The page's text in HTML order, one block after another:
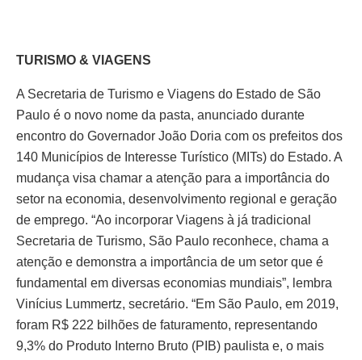
TURISMO & VIAGENS
A Secretaria de Turismo e Viagens do Estado de São
Paulo é o novo nome da pasta, anunciado durante
encontro do Governador João Doria com os prefeitos dos
140 Municípios de Interesse Turístico (MITs) do Estado. A
mudança visa chamar a atenção para a importância do
setor na economia, desenvolvimento regional e geração
de emprego. “Ao incorporar Viagens à já tradicional
Secretaria de Turismo, São Paulo reconhece, chama a
atenção e demonstra a importância de um setor que é
fundamental em diversas economias mundiais”, lembra
Vinícius Lummertz, secretário. “Em São Paulo, em 2019,
foram R$ 222 bilhões de faturamento, representando
9,3% do Produto Interno Bruto (PIB) paulista e, o mais